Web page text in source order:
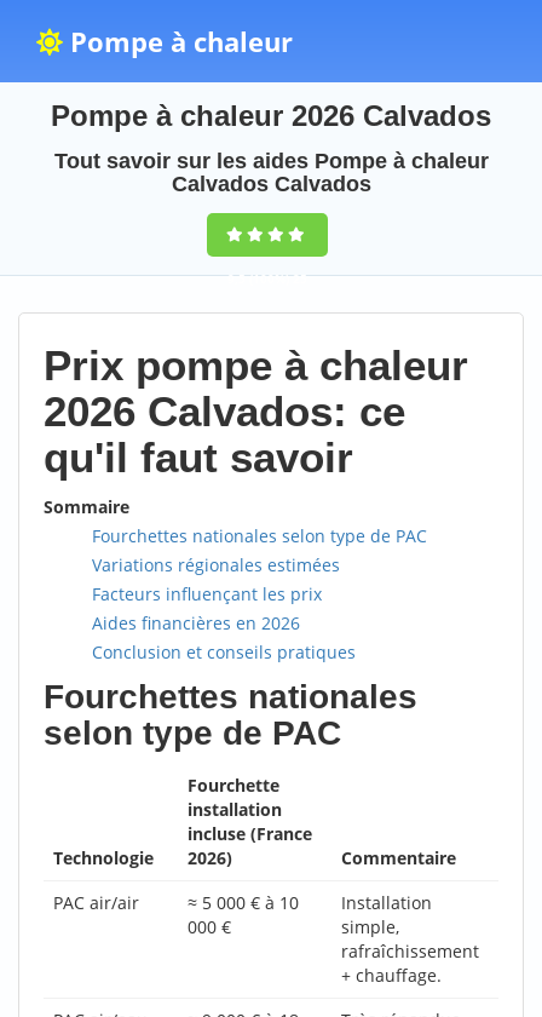
Pompe à chaleur
Pompe à chaleur 2026 Calvados
Tout savoir sur les aides Pompe à chaleur
Calvados Calvados
9,5(100%)25
Prix pompe à chaleur
2026 Calvados: ce
qu'il faut savoir
Sommaire
Fourchettes nationales selon type de PAC
Variations régionales estimées
Facteurs influençant les prix
Aides financières en 2026
Conclusion et conseils pratiques
Fourchettes nationales
selon type de PAC
Technologie
Fourchette
installation
incluse (France
2026)
Commentaire
PAC air/air
≈ 5 000 € à 10
000 €
Installation
simple,
rafraîchissement
+ chauffage.